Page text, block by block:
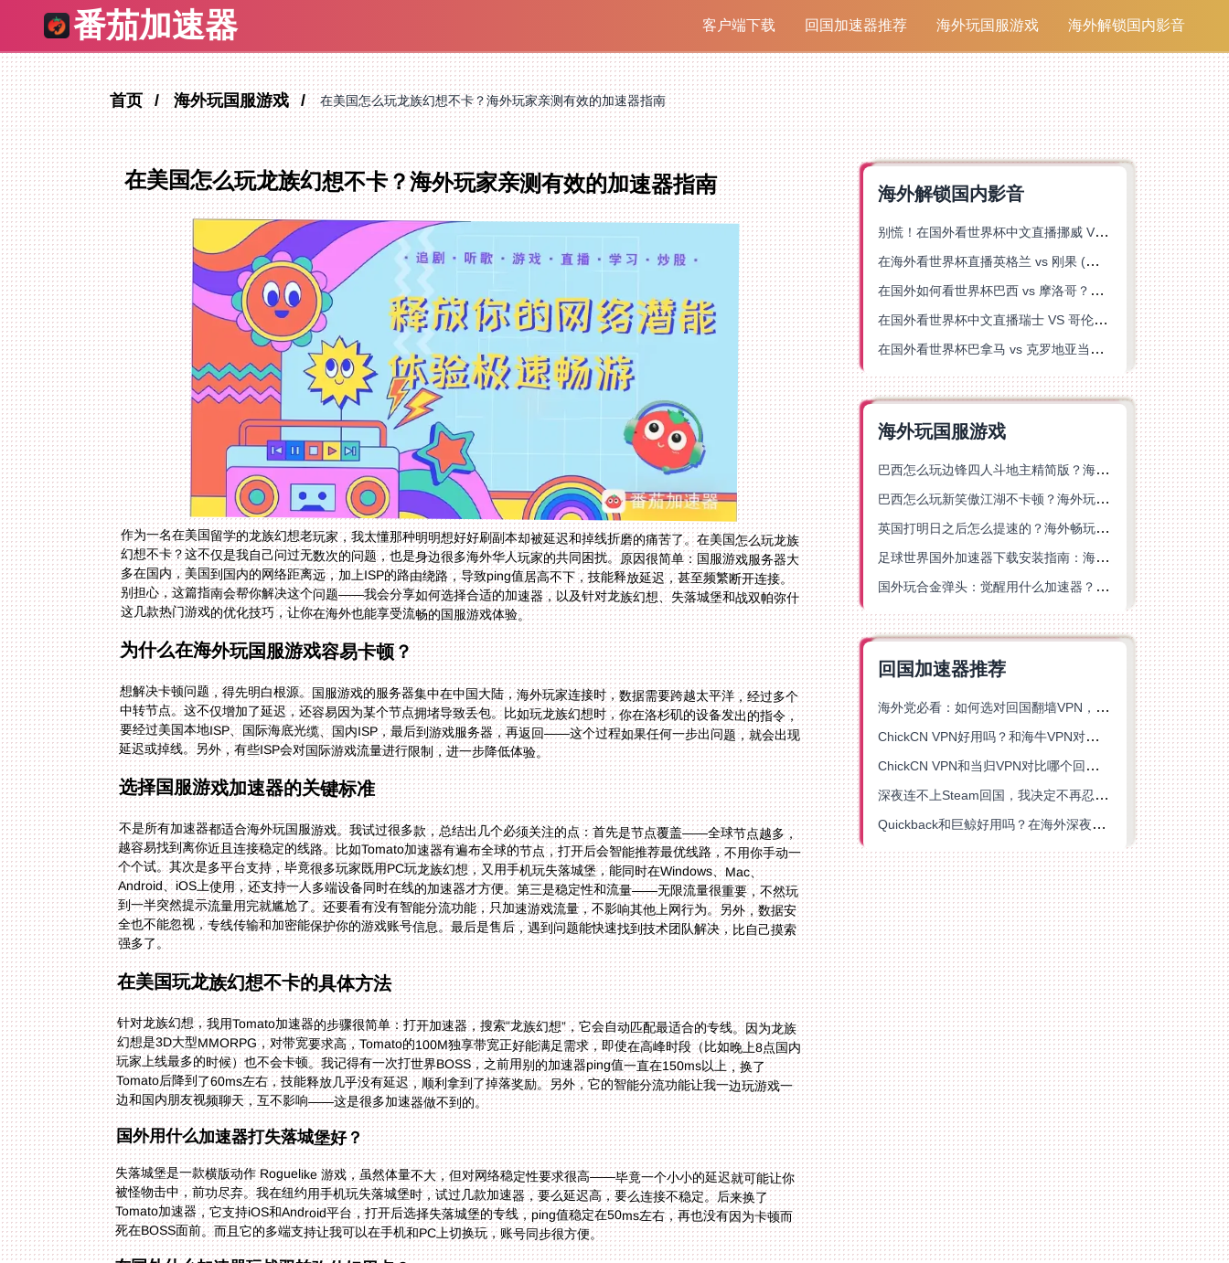
番茄加速器 客户端下载 回国加速器推荐 海外玩国服游戏 海外解锁国内影音
首页 海外玩国服游戏 在美国怎么玩龙族幻想不卡？海外玩家亲测有效的加速器指南
在美国怎么玩龙族幻想不卡？海外玩家亲测有效的加速器指南
作为一名在美国留学的龙族幻想老玩家，我太懂那种明明想好好刷副本却被延迟和掉线折磨的痛苦了。在美国怎么玩龙族
幻想不卡？这不仅是我自己问过无数次的问题，也是身边很多海外华人玩家的共同困扰。原因很简单：国服游戏服务器大
多在国内，美国到国内的网络距离远，加上ISP的路由绕路，导致ping值居高不下，技能释放延迟，甚至频繁断开连接。
别担心，这篇指南会帮你解决这个问题——我会分享如何选择合适的加速器，以及针对龙族幻想、失落城堡和战双帕弥什
这几款热门游戏的优化技巧，让你在海外也能享受流畅的国服游戏体验。
为什么在海外玩国服游戏容易卡顿？
想解决卡顿问题，得先明白根源。国服游戏的服务器集中在中国大陆，海外玩家连接时，数据需要跨越太平洋，经过多个
中转节点。这不仅增加了延迟，还容易因为某个节点拥堵导致丢包。比如玩龙族幻想时，你在洛杉矶的设备发出的指令，
要经过美国本地ISP、国际海底光缆、国内ISP，最后到游戏服务器，再返回——这个过程如果任何一步出问题，就会出现
延迟或掉线。另外，有些ISP会对国际游戏流量进行限制，进一步降低体验。
选择国服游戏加速器的关键标准
不是所有加速器都适合海外玩国服游戏。我试过很多款，总结出几个必须关注的点：首先是节点覆盖——全球节点越多，
越容易找到离你近且连接稳定的线路。比如Tomato加速器有遍布全球的节点，打开后会智能推荐最优线路，不用你手动一
个个试。其次是多平台支持，毕竟很多玩家既用PC玩龙族幻想，又用手机玩失落城堡，能同时在Windows、Mac、
Android、iOS上使用，还支持一人多端设备同时在线的加速器才方便。第三是稳定性和流量——无限流量很重要，不然玩
到一半突然提示流量用完就尴尬了。还要看有没有智能分流功能，只加速游戏流量，不影响其他上网行为。另外，数据安
全也不能忽视，专线传输和加密能保护你的游戏账号信息。最后是售后，遇到问题能快速找到技术团队解决，比自己摸索
强多了。
在美国玩龙族幻想不卡的具体方法
针对龙族幻想，我用Tomato加速器的步骤很简单：打开加速器，搜索“龙族幻想”，它会自动匹配最适合的专线。因为龙族
幻想是3D大型MMORPG，对带宽要求高，Tomato的100M独享带宽正好能满足需求，即使在高峰时段（比如晚上8点国内
玩家上线最多的时候）也不会卡顿。我记得有一次打世界BOSS，之前用别的加速器ping值一直在150ms以上，换了
Tomato后降到了60ms左右，技能释放几乎没有延迟，顺利拿到了掉落奖励。另外，它的智能分流功能让我一边玩游戏一
边和国内朋友视频聊天，互不影响——这是很多加速器做不到的。
国外用什么加速器打失落城堡好？
失落城堡是一款横版动作 Roguelike 游戏，虽然体量不大，但对网络稳定性要求很高——毕竟一个小小的延迟就可能让你
被怪物击中，前功尽弃。我在纽约用手机玩失落城堡时，试过几款加速器，要么延迟高，要么连接不稳定。后来换了
Tomato加速器，它支持iOS和Android平台，打开后选择失落城堡的专线，ping值稳定在50ms左右，再也没有因为卡顿而
死在BOSS面前。而且它的多端支持让我可以在手机和PC上切换玩，账号同步很方便。
海外解锁国内影音
别慌！在国外看世界杯中文直播挪威 VS 英格兰仅限中国大陆？这篇指南帮你搞定
在海外看世界杯直播英格兰 vs 刚果 (金)当前地区不可播放？这篇指南帮你突破所有限制
在国外如何看世界杯巴西 vs 摩洛哥？海外党专属体育观赛指南来了
在国外看世界杯中文直播瑞士 VS 哥伦比亚当前地区不可播放？这篇指南帮你搞定
在国外看世界杯巴拿马 vs 克罗地亚当前地区不可播放？这篇指南帮你轻松解决海外体育直播难题
海外玩国服游戏
巴西怎么玩边锋四人斗地主精简版？海外游戏党的加速器终极选择
巴西怎么玩新笑傲江湖不卡顿？海外玩家国服游戏加速终极指南（附猫和老鼠一梦江湖实测）
英国打明日之后怎么提速的？海外畅玩国服游戏终极指南
足球世界国外加速器下载安装指南：海外党畅玩国服游戏的终极解决方案
国外玩合金弹头：觉醒用什么加速器？一份写给海外游子的畅玩指南
回国加速器推荐
海外党必看：如何选对回国翻墙VPN，无缝解锁国内资源？
ChickCN VPN好用吗？和海牛VPN对比哪个回国效果更好？
ChickCN VPN和当归VPN对比哪个回国效果更好？海外党亲测后选了它
深夜连不上Steam回国，我决定不再忍受这数字鸿沟
Quickback和巨鲸好用吗？在海外深夜想刷B站、追爱奇艺的你，或许正需要这份答案